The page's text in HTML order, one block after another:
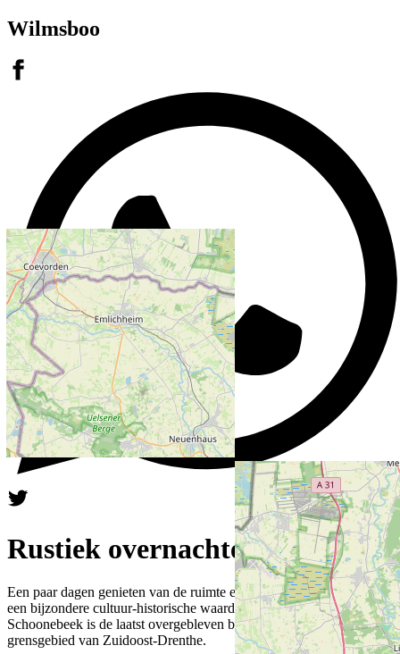
Wilmsboo
Rustiek overnachten in Drenthe
Een paar dagen genieten van de ruimte en de stilte? Op een plek met
een bijzondere cultuur-historische waarde? De Wilmsboo in Nieuw-
Schoonebeek is de laatst overgebleven boo in het Nederlands-Duitse
grensgebied van Zuidoost-Drenthe.